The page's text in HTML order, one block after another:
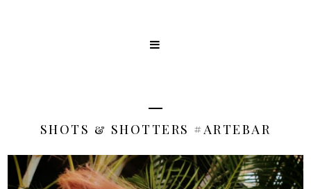
SHOTS & SHOTTERS #ARTEBAR